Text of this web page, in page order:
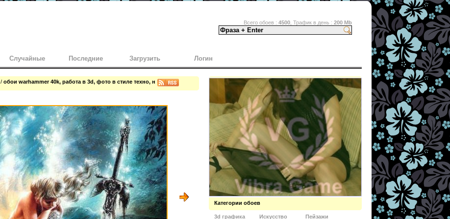
Всего обоев : 4500 , Трафик в день : 200 Mb
Случайные Последние Загрузить Логин
/обои warhammer 40k, работа в 3d, фото в стиле техно, нереальные цвета
Категории обоев
3d графика
Искусство
Пейзажи